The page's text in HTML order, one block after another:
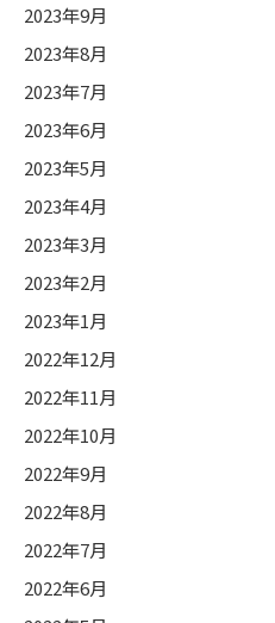
2023年9月
2023年8月
2023年7月
2023年6月
2023年5月
2023年4月
2023年3月
2023年2月
2023年1月
2022年12月
2022年11月
2022年10月
2022年9月
2022年8月
2022年7月
2022年6月